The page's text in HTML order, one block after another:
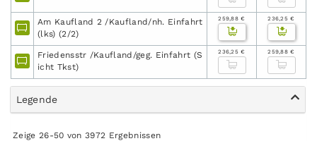
Am Kaufland 2 /Kaufland/nh. Einfahrt
(lks) (2/2)
259,88 € 236,25 €
Friedensstr /Kaufland/geg. Einfahrt (S
icht Tkst)
236,25 € 259,88 €
Legende
Zeige 26-50 von 3972 Ergebnissen